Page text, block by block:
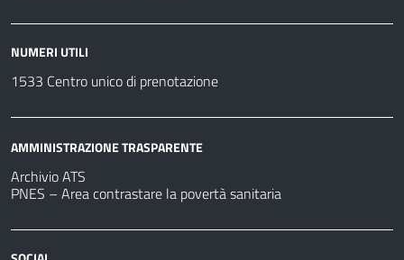
NUMERI UTILI
1533 Centro unico di prenotazione
AMMINISTRAZIONE TRASPARENTE
Archivio ATS
PNES – Area contrastare la povertà sanitaria